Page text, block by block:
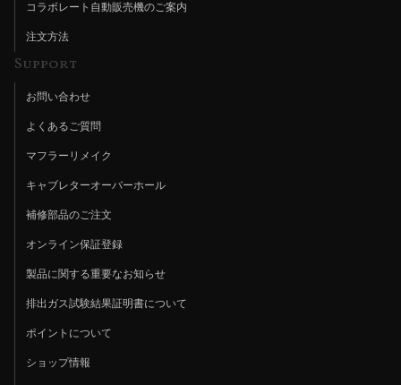
コラボレート自動販売機のご案内
注文方法
Support
お問い合わせ
よくあるご質問
マフラーリメイク
キャブレターオーバーホール
補修部品のご注文
オンライン保証登録
製品に関する重要なお知らせ
排出ガス試験結果証明書について
ポイントについて
ショップ情報